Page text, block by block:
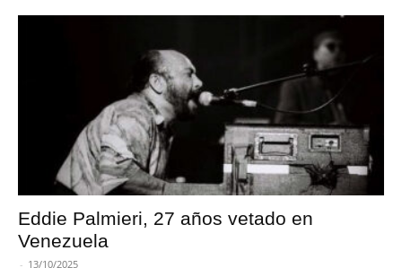
Eddie Palmieri, 27 años vetado en
Venezuela
- 13/10/2025